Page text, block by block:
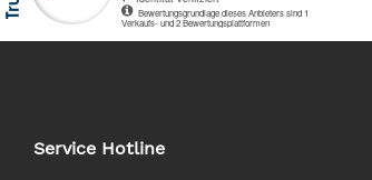
Service Hotline